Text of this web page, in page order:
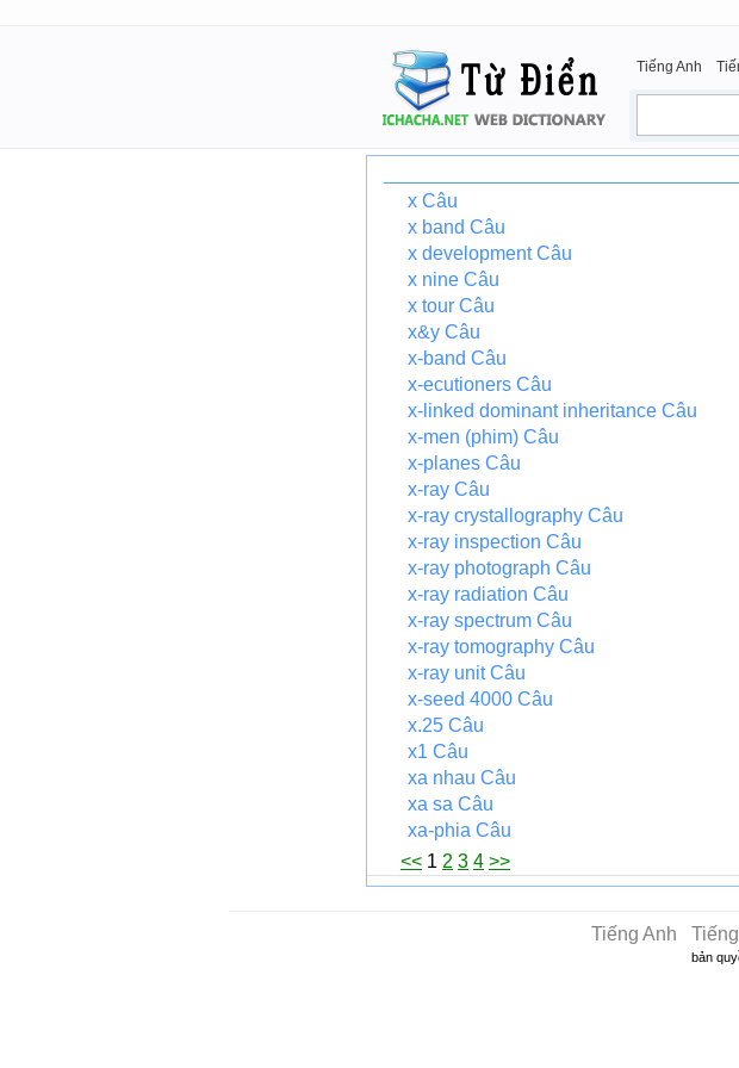
Tiếng Anh
x Câu
x band Câu
x development Câu
x nine Câu
x tour Câu
x&y Câu
x-band Câu
x-ecutioners Câu
x-linked dominant inheritance Câu
x-men (phim) Câu
x-planes Câu
x-ray Câu
x-ray crystallography Câu
x-ray inspection Câu
x-ray photograph Câu
x-ray radiation Câu
x-ray spectrum Câu
x-ray tomography Câu
x-ray unit Câu
x-seed 4000 Câu
x.25 Câu
x1 Câu
xa nhau Câu
xa sa Câu
xa-phia Câu
<< 1 2 3 4 >>
Tiếng Anh
bản